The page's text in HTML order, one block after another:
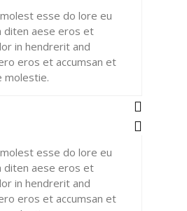
esse do lore eu
diten aese eros et
in hendrerit and
eros et accumsan et
molestie.
esse do lore eu
diten aese eros et
in hendrerit and
eros et accumsan et